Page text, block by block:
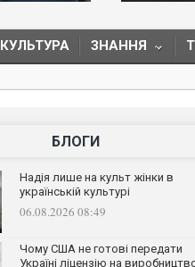
КУЛЬТУРА ЗНАННЯ
БЛОГИ
Надія лише на культ жінки в
українській культурі
06.08.2026 08:49
Чому США не готові передати
Україні ліцензію на